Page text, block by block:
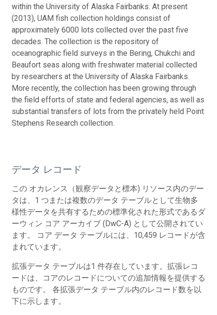
within the University of Alaska Fairbanks. At present
(2013), UAM fish collection holdings consist of
approximately 6000 lots collected over the past five
decades. The collection is the repository of
oceanographic field surveys in the Bering, Chukchi and
Beaufort seas along with freshwater material collected
by researchers at the University of Alaska Fairbanks.
More recently, the collection has been growing through
the field efforts of state and federal agencies, as well as
substantial transfers of lots from the privately held Point
Stephens Research collection.
データ レコード
この オカレンス（観察データと標本) リソース内のデー
タは、1 つまたは複数のデータ テーブルとして生物多
様性データを共有するための標準化された形式であるダ
ーウィン コア アーカイブ (DwC-A) として公開されてい
ます。 コア データ テーブルには、10,459 レコードが含
まれています。
拡張データ テーブルは1 件存在しています。拡張レコ
ードは、コアのレコードについての追加情報を提供する
ものです。 各拡張データ テーブル内のレコード数を以
下に示します。